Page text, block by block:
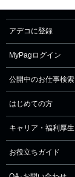
アデコに登録
MyPagログイン
公開中のお仕事検索
はじめての方
キャリア・福利厚生
お役立ちガイド